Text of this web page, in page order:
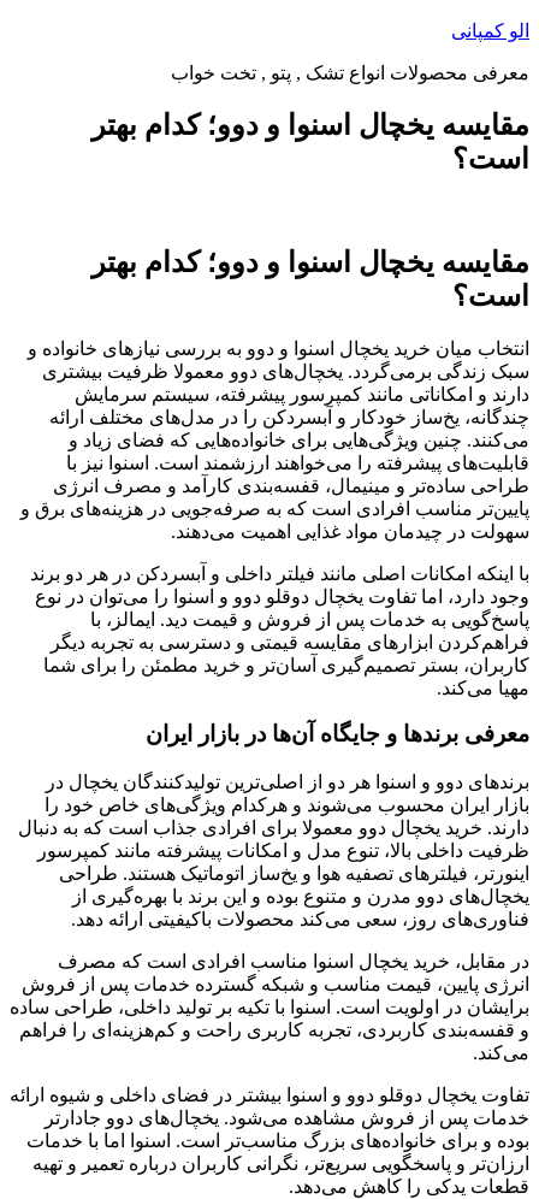
پرش
محتوا
الو کمپانی
معرفی محصولات انواع تشک , پتو , تخت خواب
مقایسه یخچال اسنوا و دوو؛ کدام بهتر
است؟
مقایسه یخچال اسنوا و دوو؛ کدام بهتر
است؟
انتخاب میان خرید یخچال اسنوا و دوو به بررسی نیازهای خانواده و
سبک زندگی برمی‌گردد. یخچال‌های دوو معمولا ظرفیت بیشتری
دارند و امکاناتی مانند کمپرسور پیشرفته، سیستم سرمایش
چندگانه، یخ‌ساز خودکار و آبسردکن را در مدل‌های مختلف ارائه
می‌کنند. چنین ویژگی‌هایی برای خانواده‌هایی که فضای زیاد و
قابلیت‌های پیشرفته را می‌خواهند ارزشمند است. اسنوا نیز با
طراحی ساده‌تر و مینیمال، قفسه‌بندی کارآمد و مصرف انرژی
پایین‌تر مناسب افرادی است که به صرفه‌جویی در هزینه‌های برق و
سهولت در چیدمان مواد غذایی اهمیت می‌دهند.
با اینکه امکانات اصلی مانند فیلتر داخلی و آبسردکن در هر دو برند
وجود دارد، اما تفاوت یخچال دوقلو دوو و اسنوا را می‌توان در نوع
پاسخ‌گویی به خدمات پس از فروش و قیمت دید. ایمالز، با
فراهم‌کردن ابزارهای مقایسه قیمتی و دسترسی به تجربه دیگر
کاربران، بستر تصمیم‌گیری آسان‌تر و خرید مطمئن را برای شما
مهیا می‌کند.
معرفی برندها و جایگاه آن‌ها در بازار ایران
برندهای دوو و اسنوا هر دو از اصلی‌ترین تولیدکنندگان یخچال در
بازار ایران محسوب می‌شوند و هرکدام ویژگی‌های خاص خود را
دارند. خرید یخچال دوو معمولا برای افرادی جذاب است که به دنبال
ظرفیت داخلی بالا، تنوع مدل و امکانات پیشرفته مانند کمپرسور
اینورتر، فیلترهای تصفیه هوا و یخ‌ساز اتوماتیک هستند. طراحی
یخچال‌های دوو مدرن و متنوع بوده و این برند با بهره‌گیری از
فناوری‌های روز، سعی می‌کند محصولات باکیفیتی ارائه دهد.
در مقابل، خرید یخچال اسنوا مناسب افرادی است که مصرف
انرژی پایین، قیمت مناسب و شبکه گسترده خدمات پس از فروش
برایشان در اولویت است. اسنوا با تکیه بر تولید داخلی، طراحی ساده
و قفسه‌بندی کاربردی، تجربه کاربری راحت و کم‌هزینه‌ای را فراهم
می‌کند.
تفاوت یخچال دوقلو دوو و اسنوا بیشتر در فضای داخلی و شیوه ارائه
خدمات پس از فروش مشاهده می‌شود. یخچال‌های دوو جادارتر
بوده و برای خانواده‌های بزرگ مناسب‌تر است. اسنوا اما با خدمات
ارزان‌تر و پاسخگویی سریع‌تر، نگرانی کاربران درباره تعمیر و تهیه
قطعات یدکی را کاهش می‌دهد.